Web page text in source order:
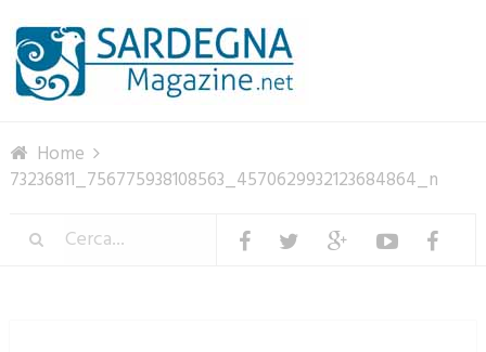
Home
73236811_756775938108563_4570629932123684864_n